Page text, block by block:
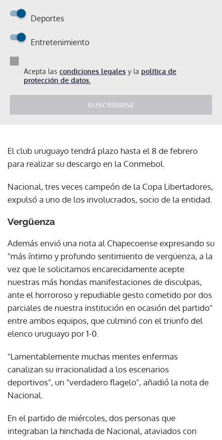
Deportes
Entretenimiento
Acepta las condiciones legales y la política de
protección de datos.
SUSCRIBIRSE
El club uruguayo tendrá plazo hasta el 8 de febrero
para realizar su descargo en la Conmebol.
Nacional, tres veces campeón de la Copa Libertadores,
expulsó a uno de los involucrados, socio de la entidad.
Vergüenza
Además envió una nota al Chapecoense expresando su
"más íntimo y profundo sentimiento de vergüenza, a la
vez que le solicitamos encarecidamente acepte
nuestras más hondas manifestaciones de disculpas,
ante el horroroso y repudiable gesto cometido por dos
parciales de nuestra institución en ocasión del partido"
entre ambos equipos, que culminó con el triunfo del
elenco uruguayo por 1-0.
"Lamentablemente muchas mentes enfermas
canalizan su irracionalidad a los escenarios
deportivos", un "verdadero flagelo", añadió la nota de
Nacional.
En el partido de miércoles, dos personas que
integraban la hinchada de Nacional, ataviados con